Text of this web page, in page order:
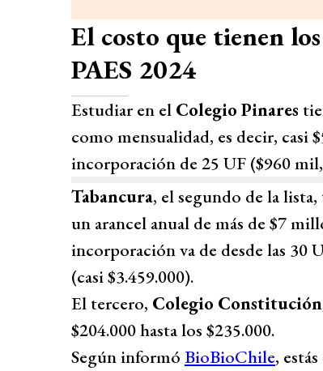
El costo que tienen
PAES 2024
Estudiar en el Colegio Pinares
como mensualidad, es decir, casi
incorporación de 25 UF ($960
Tabancura, el segundo de la
un arancel anual de más de $7
incorporación va de desde las 30
(casi $3.459.000).
El tercero, Colegio Constitución
$204.000 hasta los $235.000.
Según informó BioBioChile,